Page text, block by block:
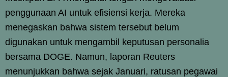
penggunaan AI untuk efisiensi kerja. Mereka
menegaskan bahwa sistem tersebut belum
digunakan untuk mengambil keputusan personalia
bersama DOGE. Namun, laporan Reuters
menunjukkan bahwa sejak Januari, ratusan pegawai